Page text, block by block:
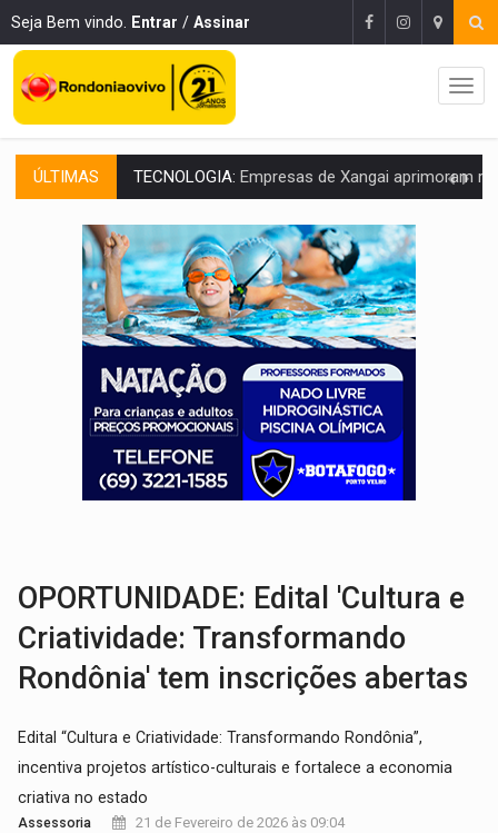
Seja Bem vindo. Entrar / Assinar
ÚLTIMAS PROTEGE A TERRA:China descobre como explodir asteroide com bomba
VÍDEO:Motociclista morre após bater na traseira de
PARECE UM NUGGET:Essa receita com frango virou o meu
EMPREENDEDORISMO:7 negócios que podem começar com pouco dinheiro e
GIGANTE DA AMÉRICA:Brasil reúne dimensão continental e posição
INDEPENDÊNCIA: 10 dicas importantes para quem quer
VARCENA:Cientistas descobrem nova espécie de rã em florestas
BARGANHA:Vai comprar celular usado? Veja como consultar o
OPORTUNIDADE: Edital 'Cultura e
Criatividade: Transformando
Rondônia' tem inscrições abertas
Edital “Cultura e Criatividade: Transformando Rondônia”,
incentiva projetos artístico-culturais e fortalece a economia
criativa no estado
Assessoria
21 de Fevereiro de 2026 às 09:04